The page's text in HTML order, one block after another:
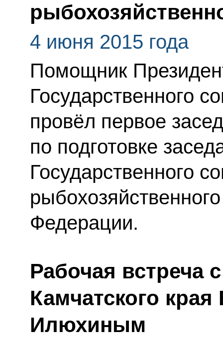
4 июня 2015 года
Помощник
Государственного
провёл первое
по подготовке
Государственного
Федерации.
Рабочая встреча
Камчатского
Илюхиным